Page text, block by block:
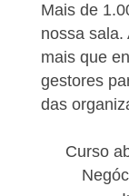
Mais de
nossa sala.
mais que
gestores
das
Curso